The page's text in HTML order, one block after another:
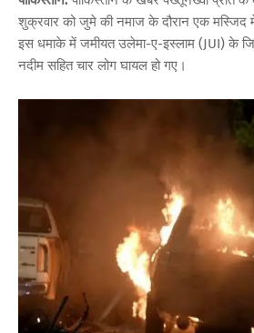
शुक्रवार को जुमे की नमाज के दौरान एक मस्जिद
इस धमाके में जमीयत उलेमा-ए-इस्लाम (JUI) के
नदीम सहित चार लोग घायल हो गए।